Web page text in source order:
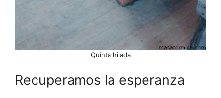
Quinta hilada
Recuperamos la esperanza